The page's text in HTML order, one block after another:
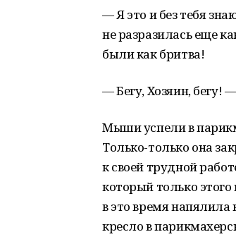
— Я это и без тебя
не разразилась еще
были как бритва!
— Бегу, Хозяин, бегу!
Мыши успели в
Только-только она
к своей трудной
который только
в это время напялила
кресло в